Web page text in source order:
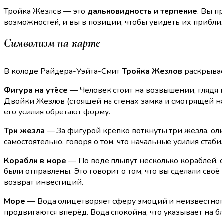
Тройка Жезлов — это дальновидность и терпение. Вы
возможностей, и вы в позиции, чтобы увидеть их
Символизм на карте
В колоде Райдера-Уэйта-СмитТройка Жезлов
Фигура на утёсе — Человек стоит на возвышении, глядя
Двойки Жезлов (стоящей на стенах замка и смотрящей
его усилия обретают форму.
Три жезла — За фигурой крепко воткнуты три жезла,
самостоятельно, говоря о том, что начальные усилия
Корабли в море — По воде плывут несколько
были отправлены. Это говорит о том, что вы сделали
возврат инвестиций.
Море — Вода олицетворяет сферу эмоций и
продвигаются вперёд. Вода спокойна, что указывает на